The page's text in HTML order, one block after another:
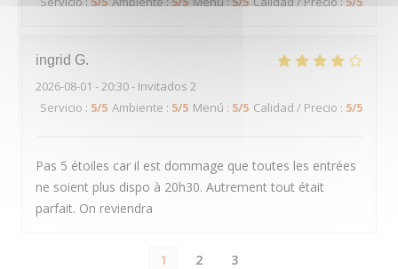
ingrid G
2026-08-01 - 20:30 - Invitados 2
Servicio : 5/5 Ambiente : 5/5 Menú : 5/5 Calidad / Precio : 5/5
Pas 5 étoiles car il est dommage que toutes les entrées
ne soient plus dispo à 20h30. Autrement tout était
parfait. On reviendra
1 2 3